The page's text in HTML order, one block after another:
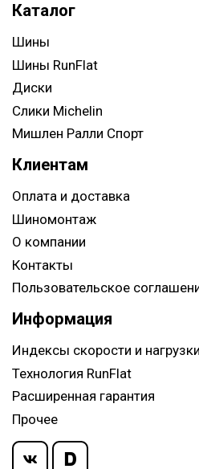
Каталог
Шины
Шины RunFlat
Диски
Слики Michelin
Мишлен Ралли Спорт
Клиентам
Оплата и доставка
Шиномонтаж
О компании
Контакты
Пользовательское
Информация
Индексы скорости и нагрузки
Технология RunFlat
Расширенная гарантия
Прочее